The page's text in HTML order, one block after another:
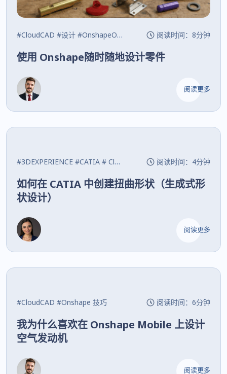
#CloudCAD #设计 #OnshapeOnshape 阅读时间：8分钟
使用 Onshape随时随地设计零件
阅读更多
#3DEXPERIENCE #CATIA # CloudCAD 阅读时间：4分钟
如何在 CATIA 中创建扭曲形状（生成式形
状设计）
阅读更多
#CloudCAD #Onshape 技巧 阅读时间：6分钟
我为什么喜欢在 Onshape Mobile 上设计
空气发动机
阅读更多